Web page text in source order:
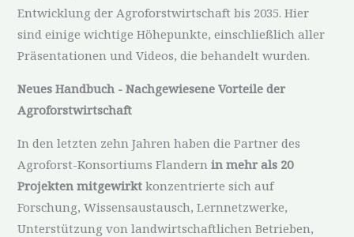
Entwicklung der Agroforstwirtschaft bis 2035. Hier
sind einige wichtige Höhepunkte, einschließlich aller
Präsentationen und Videos, die behandelt wurden.
Neues Handbuch - Nachgewiesene Vorteile der
Agroforstwirtschaft
In den letzten zehn Jahren haben die Partner des
Agroforst-Konsortiums Flandernin mehr als 20
Projekten mitgewirkt konzentrierte sich auf
Forschung, Wissensaustausch, Lernnetzwerke,
Unterstützung von landwirtschaftlichen Betrieben,